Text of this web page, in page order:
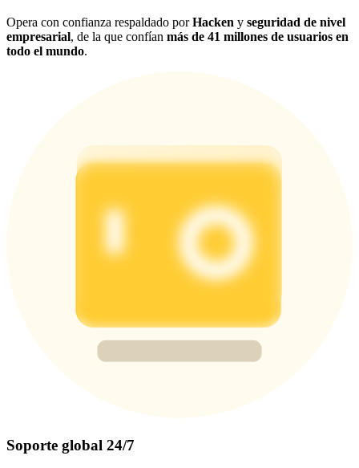
Opera con confianza respaldado porHacken y seguridad de nivel
empresarial, de la que confían más de 41 millones de usuarios en
todo el mundo.
Soporte global 24/7